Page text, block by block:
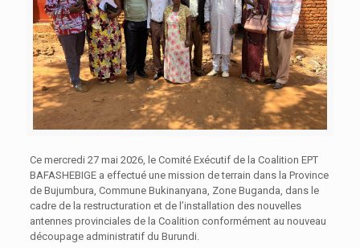
Ce mercredi 27 mai 2026, le Comité Exécutif de la Coalition EPT
BAFASHEBIGE a effectué une mission de terrain dans la Province
de Bujumbura, Commune Bukinanyana, Zone Buganda, dans le
cadre de la restructuration et de l’installation des nouvelles
antennes provinciales de la Coalition conformément au nouveau
découpage administratif du Burundi.